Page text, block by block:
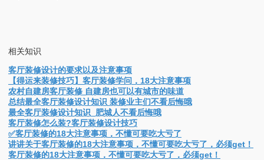
相关知识
客厅装修设计的要求以及注意事项
【得运来装修技巧】客厅装修学问，18大注意事项
农村自建房客厅装修 自建房也可以有城市的味道
总结最全客厅装修设计知识 装修业主们不看后悔哦
最全客厅装修设计知识 肥城人不看后悔哦
客厅装修怎么装?客厅装修设计技巧
✅客厅装修的18大注意事项，不懂可要吃大亏了
讲讲关于客厅装修的18大注意事项，不懂可要吃大亏了，必须get！
客厅装修的18大注意事项，不懂可要吃大亏了，必须get！